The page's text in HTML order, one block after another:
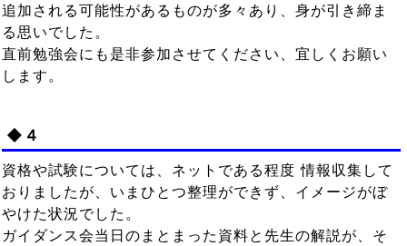
追加される可能性があるものが多々あり、身が引き締ま
る思いでした。
直前勉強会にも是非参加させてください、宜しくお願い
します。
◆４
資格や試験については、ネットである程度 情報収集して
おりましたが、いまひとつ整理ができず、イメージがぼ
やけた状況でした。
ガイダンス会当日のまとまった資料と先生の解説が、そ